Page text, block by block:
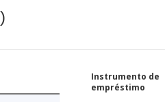
Instrumento de
empréstimo